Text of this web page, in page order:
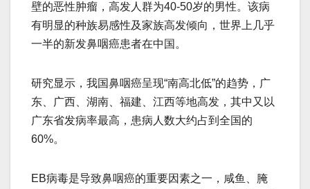
壁的恶性肿瘤，高发人群为40-50岁的男性。该病
有明显的种族易感性及家族高发倾向，世界上几乎
一半的新发鼻咽癌患者在中国。
研究显示，我国鼻咽癌呈现“南高北低”的趋势，广
东、广西、湖南、福建、江西等地高发，其中又以
广东省发病率最高，患病人数大约占到全国的
60%。
EB病毒是导致鼻咽癌的重要因素之一，咸鱼、腌